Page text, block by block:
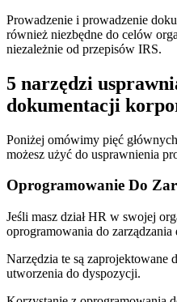
Prowadzenie i prowadzenie
również niezbędne do celów
niezależnie od przepisów IRS.
5 narzędzi
dokumentacji
Poniżej omówimy pięć
możesz użyć do usprawnienia
Oprogramowanie Do
Jeśli masz dział HR w swojej
oprogramowania do zarządzania
Narzędzia te są zaprojektowane
utworzenia do dyspozycji.